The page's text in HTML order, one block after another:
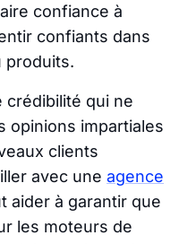
confiance à
confiants dans
produits.
crédibilité qui ne
opinions impartiales
clients
avec une agence
aider à garantir que
les moteurs de